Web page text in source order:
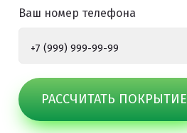
Ваш номер телефона
РАССЧИТАТЬ ПОКРЫТИЕ